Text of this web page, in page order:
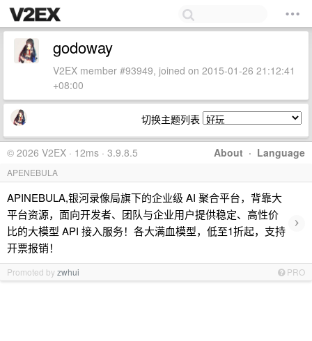
godoway
V2EX member #93949, joined on 2015-01-26 21:12:41
+08:00
切换主题列表
About · Language
© 2026 V2EX · 12ms · 3.9.8.5
APENEBULA
APINEBULA,银河录像局旗下的企业级 AI 聚合平台，背靠大
平台资源，面向开发者、团队与企业用户提供稳定、高性价
比的大模型 API 接入服务！各大满血模型，低至1折起，支持
开票报销！
›
Promoted byzwhui PRO